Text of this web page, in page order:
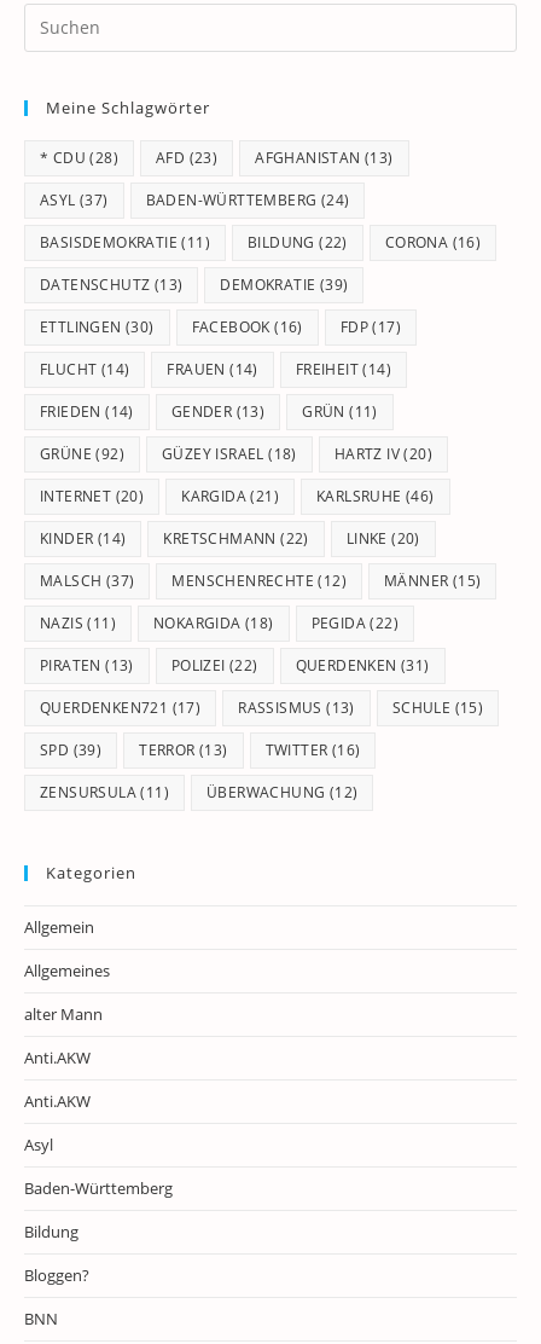
Meine Schlagwörter
* CDU (28) AFD (23) AFGHANISTAN (13)
ASYL (37) BADEN-WÜRTTEMBERG (24)
BASISDEMOKRATIE (11) BILDUNG (22) CORONA (16)
DATENSCHUTZ (13) DEMOKRATIE (39)
ETTLINGEN (30) FACEBOOK (16) FDP(17)
FLUCHT (14) FRAUEN (14) FREIHEIT(14)
FRIEDEN (14) GENDER (13) GRÜN (11)
GRÜNE (92) GÜZEY ISRAEL (18) HARTZ IV(20)
INTERNET (20) KARGIDA(21) KARLSRUHE (46)
KINDER (14) KRETSCHMANN (22) LINKE (20)
MALSCH (37) MENSCHENRECHTE (12) MÄNNER (15)
NAZIS (11) NOKARGIDA (18) PEGIDA(22)
PIRATEN (13) POLIZEI (22) QUERDENKEN (31)
QUERDENKEN721 (17) RASSISMUS (13) SCHULE (15)
SPD (39) TERROR (13) TWITTER (16)
ZENSURSULA(11) ÜBERWACHUNG (12)
Kategorien
Allgemein
Allgemeines
alter Mann
Anti.AKW
Anti.AKW
Asyl
Baden-Württemberg
Bildung
Bloggen?
BNN